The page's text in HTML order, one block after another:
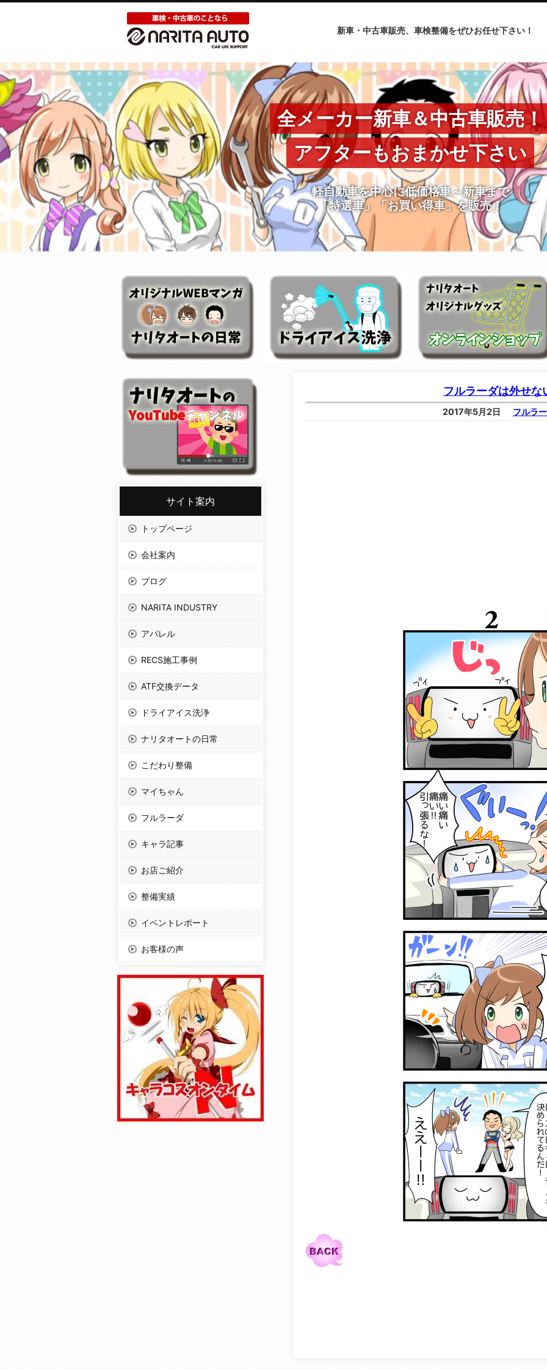
新車・中古車販売、車検整備をぜひお任せ下さい！
全メーカー新車＆中古車販売！
アフターもおまかせ下さい
軽自動車を中心に低価格車～新車まで
「特選車」「お買い得車」を販売！
フルラーダは外せな
2017年5月2日 フルラ
サイト案内
トップページ
会社案内
ブログ
NARITA INDUSTRY
アパレル
RECS施工事例
ATF交換データ
ドライアイス洗浄
ナリタオートの日常
こだわり整備
マイちゃん
フルラーダ
キャラ記事
お店ご紹介
整備実績
イベントレポート
お客様の声